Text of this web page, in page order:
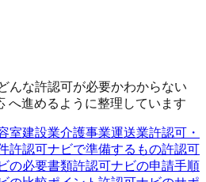
んな許認可が必要かわからない
へ進めるように整理しています
室建設業介護事業運送業許認可・
許認可ナビで準備するもの許認可
の必要書類許認可ナビの申請手順